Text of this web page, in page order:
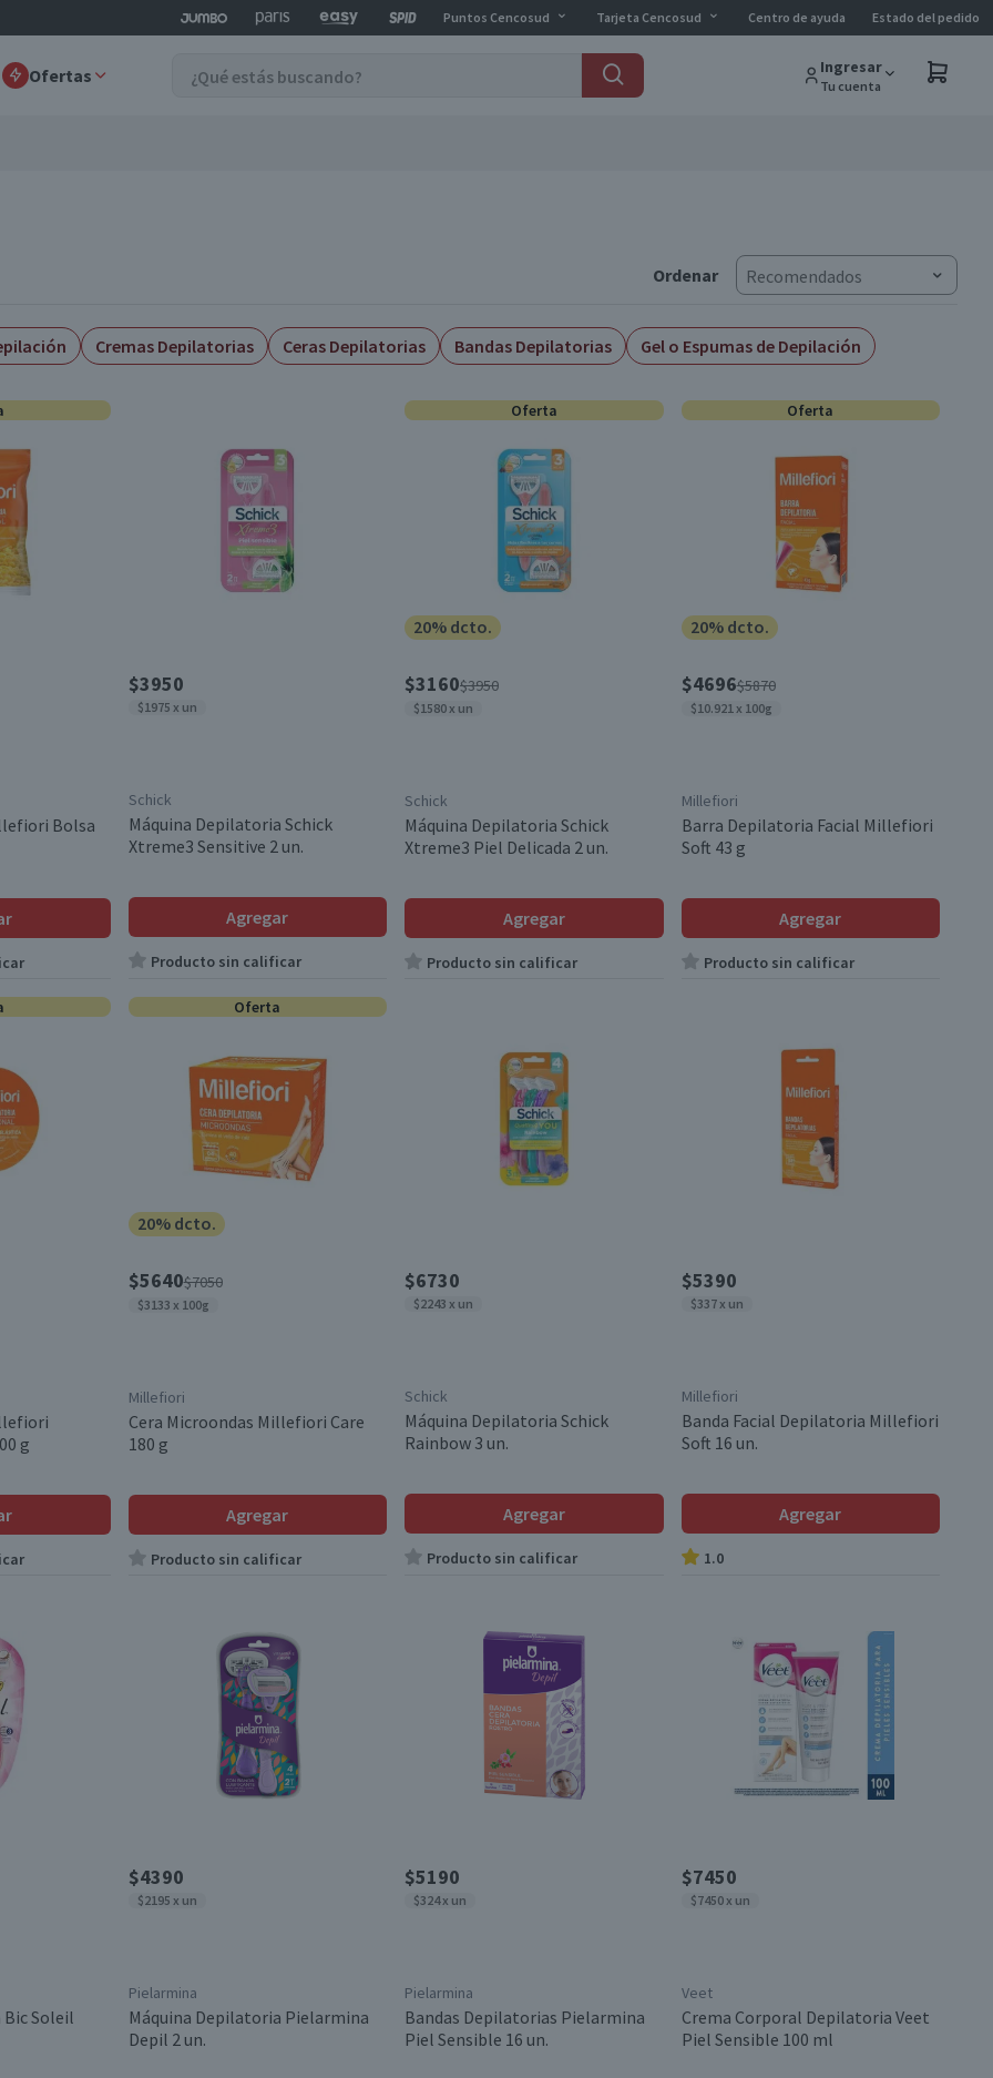
Puntos Cencosud Tarjeta Cencosud Centro de ayuda Estado del pedido
Ofertas Ingresar
Tu cuenta
Ordenar Recomendados
Cremas Depilatorias Ceras Depilatorias Bandas Depilatorias Gel o Espumas de Depilación
Bolsa
$3950
$1975 x un
Schick
Máquina Depilatoria Schick
Xtreme3 Sensitive 2 un.
Agregar
Producto sin calificar
Oferta
20% dcto.
$3160$3950
$1580 x un
Schick
Máquina Depilatoria Schick
Xtreme3 Piel Delicada 2 un.
Agregar
Producto sin calificar
Oferta
20% dcto.
$4696$5870
$10.921 x 100g
Millefiori
Barra Depilatoria Facial Millefiori
Soft 43 g
Agregar
Producto sin calificar
g
Oferta
20% dcto.
$5640$7050
$3133 x 100g
Millefiori
Cera Microondas Millefiori Care
180 g
Agregar
Producto sin calificar
$6730
$2243 x un
Schick
Máquina Depilatoria Schick
Rainbow 3 un.
Agregar
Producto sin calificar
$5390
$337 x un
Millefiori
Banda Facial Depilatoria Millefiori
Soft 16 un.
Agregar
1.0
Bic Soleil
$4390
$2195 x un
Pielarmina
Máquina Depilatoria Pielarmina
Depil 2 un.
$5190
$324 x un
Pielarmina
Bandas Depilatorias Pielarmina
Piel Sensible 16 un.
$7450
$7450 x un
Veet
Crema Corporal Depilatoria Veet
Piel Sensible 100 ml